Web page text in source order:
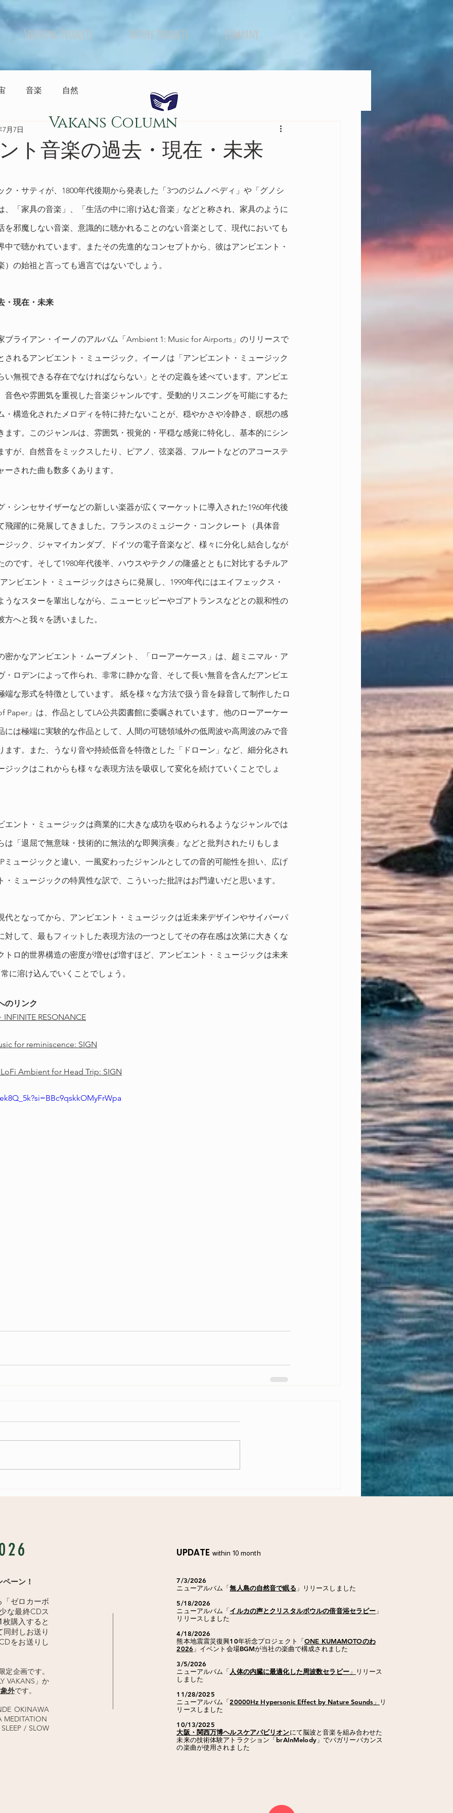
Soothing Products Nature Products Company
音楽 自然
ト音楽の過去・現在・未来
7月7日
ク・サティが、1800年代後期から発表した「3つのジムノペディ」や「グノシ
、「家具の音楽」、「生活の中に溶け込む音楽」などと称され、家具のように
を邪魔しない音楽、意識的に聴かれることのない音楽として、現代においても
中で聴かれています。またその先進的なコンセプトから、彼はアンビエント・
の始祖と言っても過言ではないでしょう。
・現在・未来
ブライアン・イーノのアルバム「Ambient 1: Music for Airports」のリリースで
されるアンビエント・ミュージック。イーノは「アンビエント・ミュージック
い無視できる存在でなければならない」とその定義を述べています。アンビエ
音色や雰囲気を重視した音楽ジャンルです。受動的リスニングを可能にするた
・構造化されたメロディを特に持たないことが、穏やかさや冷静さ、瞑想の感
ます。このジャンルは、雰囲気・視覚的・平穏な感覚に特化し、基本的にシン
すが、自然音をミックスしたり、ピアノ、弦楽器、フルートなどのアコーステ
された曲も数多くあります。
・シンセサイザーなどの新しい楽器が広くマーケットに導入された1960年代後
飛躍的に発展してきました。フランスのミュジーク・コンクレート（具体音
ジック、ジャマイカンダブ、ドイツの電子音楽など、様々に分化し結合しなが
のです。そして1980年代後半、ハウスやテクノの隆盛とともに対比するチルア
ンビエント・ミュージックはさらに発展し、1990年代にはエイフェックス・
うなスターを輩出しながら、ニューヒッピーやゴアトランスなどとの親和性の
へと我々を誘いました。
密かなアンビエント・ムーブメント、「ローアーケース」は、超ミニマル・ア
・ロデンによって作られ、非常に静かな音、そして長い無音を含んだアンビエ
端な形式を特徴としています。 紙を様々な方法で扱う音を録音して制作したロ
Paper」は、作品としてLA公共図書館に委嘱されています。他のローアーケー
には極端に実験的な作品として、人間の可聴領域外の低周波や高周波のみで音
ます。また、うなり音や持続低音を特徴とした「ドローン」など、細分化され
ジックはこれからも様々な表現方法を吸収して変化を続けていくことでしょ
エント・ミュージックは商業的に大きな成功を収められるようなジャンルでは
は「退屈で無意味・技術的に無法的な即興演奏」などと批判されたりもしま
ミュージックと違い、一風変わったジャンルとしての音的可能性を担い、広げ
・ミュージックの特異性な訳で、こういった批評はお門違いだと思います。
代となってから、アンビエント・ミュージックは近未来デザインやサイバーパ
対して、最もフィットした表現方法の一つとしてその存在感は次第に大きくな
トロ的世界構造の密度が増せば増すほど、アンビエント・ミュージックは未来
に溶け込んでいくことでしょう。
のリンク
RESONANCE
for reminiscence: SIGN
Ambient for Head Trip: SIGN
Vakans Column
ーン！
ゼロカーボ
な最終CDス
枚購入すると
同封しお送り
をお送りし
企画です。
VAKANS」か
外です。
OKINAWA
MEDITATION
/ SLOW
UPDATE within 10 month
7/3/2026
ニューアルバム「無人島の自然音で眠る 」リリースしました
5/18/2026
ニューアルバム「イルカの声とクリスタルボウルの倍音浴セラピー 」
リリースしました
4/18/2026
熊本地震震災復興10年祈念プロジェクト「ONE KUMAMOTOのわ
2026 」イベント会場BGMが当社の楽曲で構成されました
3/5/2026
ニューアルバム「人体の内臓に最適化した周波数セラピー」
リリース
しました​
11/28/2025
ニューアルバム「20000Hz Hypersonic Effect by Nature Sounds」
リ
リースしました
10/13/2025
大阪・関西万博ヘルスケアパビリオンにて脳波と音楽を組み合わせた
未来の技術体験アトラクション「brAInMelody」でバガリーバカンス
の楽曲が使用されました